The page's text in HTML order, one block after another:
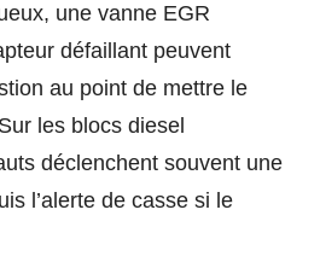
une vanne EGR
défaillant peuvent
au point de mettre le
les blocs diesel
déclenchent souvent une
l’alerte de casse si le